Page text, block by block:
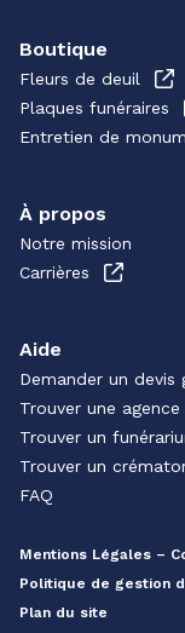
Boutique
Fleurs de deuil
Plaques funéraires
Entretien de
À propos
Notre mission
Carrières
Aide
Demander un devis
Trouver une agence
Trouver un
Trouver un
FAQ
Mentions Légales –
Politique de gestion
Plan du site